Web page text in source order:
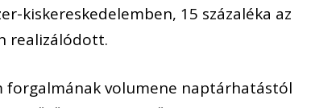
kiskereskedelemben, 15 százaléka az
realizálódott.
forgalmának volumene naptárhatástól